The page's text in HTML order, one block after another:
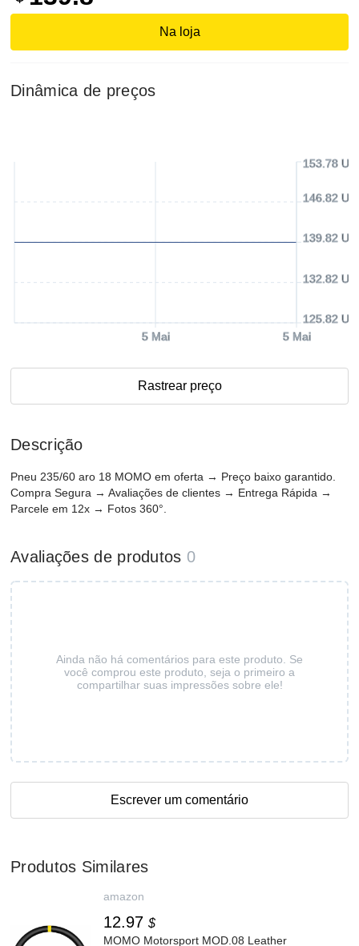
Na loja
Dinâmica de preços
5 Mai 5 Mai
125.82
132.82
139.82
146.82
153.78
Rastrear preço
Descrição
Pneu 235/60 aro 18 MOMO em oferta → Preço baixo garantido.
Compra Segura → Avaliações de clientes → Entrega Rápida →
Parcele em 12x → Fotos 360°.
Avaliações de produtos 0
Ainda não há comentários para este produto. Se
você comprou este produto, seja o primeiro a
compartilhar suas impressões sobre ele!
Escrever um comentário
Produtos Similares
amazon
12.97 $
MOMO Motorsport MOD.08 Leather